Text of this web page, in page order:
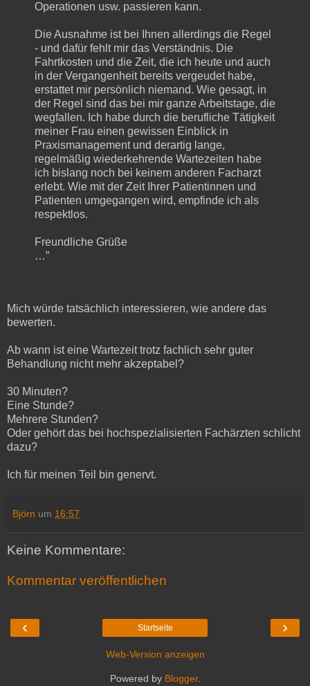
Operationen usw. passieren kann.
Die Ausnahme ist bei Ihnen allerdings die Regel
- und dafür fehlt mir das Verständnis. Die
Fahrtkosten und die Zeit, die ich heute und auch
in der Vergangenheit bereits vergeudet habe,
erstattet mir persönlich niemand. Wie gesagt, in
der Regel sind das bei mir ganze Arbeitstage, die
wegfallen. Ich habe durch die berufliche Tätigkeit
meiner Frau einen gewissen Einblick in
Praxismanagement und derartig lange,
regelmäßig wiederkehrende Wartezeiten habe
ich bislang noch bei keinem anderen Facharzt
erlebt. Wie mit der Zeit Ihrer Patientinnen und
Patienten umgegangen wird, empfinde ich als
respektlos.
Freundliche Grüße
…”
Mich würde tatsächlich interessieren, wie andere das
bewerten.
Ab wann ist eine Wartezeit trotz fachlich sehr guter
Behandlung nicht mehr akzeptabel?
30 Minuten?
Eine Stunde?
Mehrere Stunden?
Oder gehört das bei hochspezialisierten Fachärzten schlicht
dazu?
Ich für meinen Teil bin genervt.
Björn um 16:57
Keine Kommentare:
Kommentar veröffentlichen
‹ ›
Startseite
Web-Version anzeigen
Powered by Blogger.